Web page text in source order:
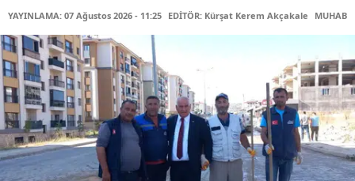
YAYINLAMA: 07 Ağustos 2026 - 11:25 EDİTÖR: Kürşat Kerem Akçakale